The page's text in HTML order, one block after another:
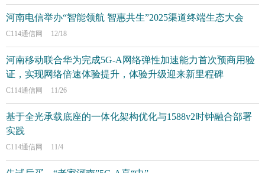
河南电信举办“智能领航 智惠共生”2025渠道终端生态大会
C114通信网 12/18
河南移动联合华为完成5G-A网络弹性加速能力首次预商用验
证，实现网络倍速体验提升，体验升级迎来新里程碑
C114通信网 11/26
基于全光承载底座的一体化架构优化与1588v2时钟融合部署
实践
C114通信网 11/4